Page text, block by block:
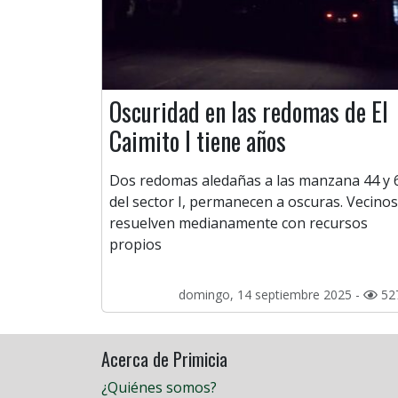
Oscuridad en las redomas de El
Caimito I tiene años
Dos redomas aledañas a las manzana 44 y
del sector I, permanecen a oscuras. Vecinos
resuelven medianamente con recursos
propios
domingo, 14 septiembre 2025 -
Acerca de Primicia
¿Quiénes somos?